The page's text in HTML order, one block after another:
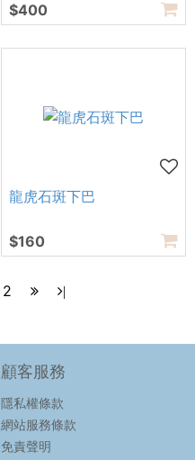
$400
龍虎石斑下巴
$160
2 |
顧客服務
隱私權條款
網站服務條款
免責聲明